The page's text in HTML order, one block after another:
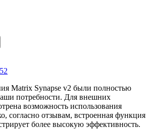
Matrix Synapse v2 были полностью
потребности. Для внешних
возможность использования
согласно отзывам, встроенная функция
более высокую эффективность.